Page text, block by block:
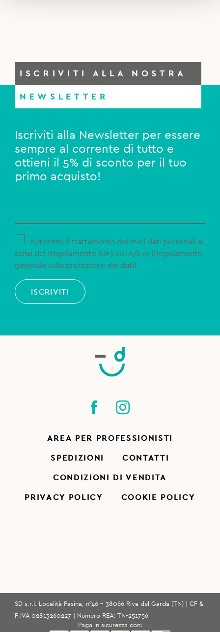
ISCRIVITI ALLA NOSTRA
NEWSLETTER
Iscriviti alla Newsletter per essere
sempre al corrente di tutto e
ottieni il 5% di sconto per il tuo
primo acquisto!
Autorizzo il trattamento dei miei dati personali ai
sensi del Regolamento (UE) 2016/679 (Regolamento
generale sulla protezione dei dati).
ISCRIVITI
AREA PER PROFESSIONISTI
SPEDIZIONI CONTATTI
CONDIZIONI DI VENDITA
PRIVACY POLICY COOKIE POLICY
SD s.r.l. Località Pasina, n°46 - 38066 Riva del Garda (TN) | CF &
P.IVA 02813260227 | Numero REA: TN-251756
Paga in sicurezza con: